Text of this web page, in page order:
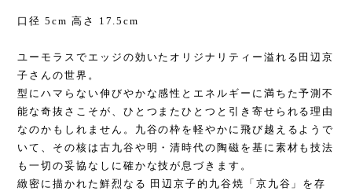
口径 5cm 高さ 17.5cm
ユーモラスでエッジの効いたオリジナリティー溢れる田辺京
子さんの世界。
型にハマらない伸びやかな感性とエネルギーに満ちた予測不
能な奇抜さこそが、ひとつまたひとつと引き寄せられる理由
なのかもしれません。九谷の枠を軽やかに飛び越えるようで
いて、その核は古九谷や明・清時代の陶磁を基に素材も技法
も一切の妥協なしに確かな技が息づきます。
緻密に描かれた鮮烈なる 田辺京子的九谷焼「京九谷」を存